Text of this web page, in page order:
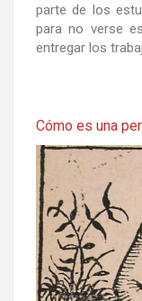
parte de los
para no verse
entregar los
Cómo es una